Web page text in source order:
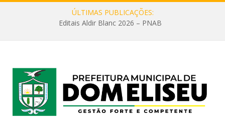
ÚLTIMAS PUBLICAÇÕES:
Editais Aldir Blanc 2026 – PNAB